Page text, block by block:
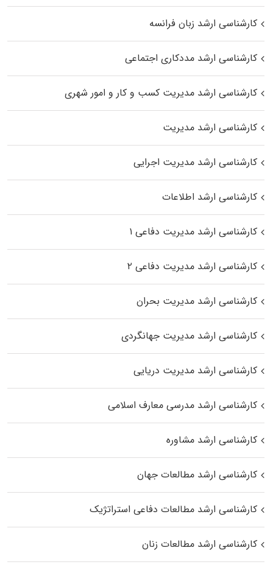
کارشناسی ارشد زبان فرانسه
کارشناسی ارشد مددکاری اجتماعی
کارشناسی ارشد مدیریت کسب و کار و امور شهری
کارشناسی ارشد مدیریت
کارشناسی ارشد مدیریت اجرایی
کارشناسی ارشد اطلاعات
کارشناسی ارشد مدیریت دفاعی ۱
کارشناسی ارشد مدیریت دفاعی ۲
کارشناسی ارشد مدیریت بحران
کارشناسی ارشد مدیریت جهانگردی
کارشناسی ارشد مدیریت دریایی
کارشناسی ارشد مدرسی معارف اسلامی
کارشناسی ارشد مشاوره
کارشناسی ارشد مطالعات جهان
کارشناسی ارشد مطالعات دفاعی استراتژیک
کارشناسی ارشد مطالعات زنان